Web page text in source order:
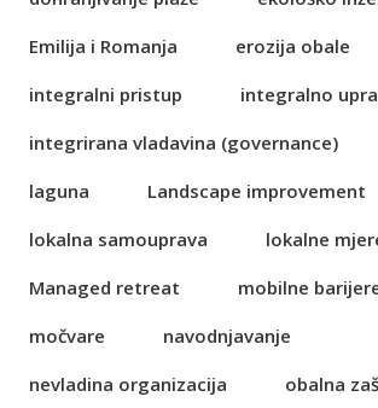
Emilija i Romanja
erozija obale
integralni pristup
integralno
integrirana vladavina (governance)
laguna
Landscape improvement
lokalna samouprava
lokalne
Managed retreat
mobilne
močvare
navodnjavanje
nevladina organizacija
obalna